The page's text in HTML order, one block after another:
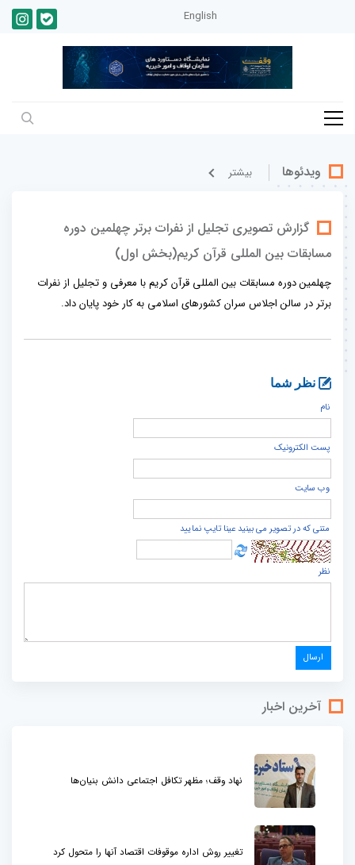
English
ویدئوها بيشتر
گزارش تصویری تجلیل از نفرات برتر چهلمین دوره
مسابقات بین المللی قرآن کریم(بخش اول)
چهلمین دوره مسابقات بین المللی قرآن کریم با معرفی و تجلیل از نفرات
برتر در سالن اجلاس سران کشورهای اسلامی به کار خود پایان داد.
نظر شما
نام
پست الكترونيک
وب سایت
متنی که در تصویر می بینید عینا تایپ نمایید
نظر
آخرین اخبار
نهاد وقف؛ مظهر تکافل اجتماعی دانش بنیان‌ها
تغییر روش اداره موقوفات اقتصاد آنها را متحول کرد